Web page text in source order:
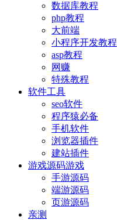
数据库教程
php教程
大前端
小程序开发教程
asp教程
网赚
特殊教程
软件工具
seo软件
程序猿必备
手机软件
浏览器插件
建站插件
游戏源码游戏
手游源码
端游源码
页游源码
亲测